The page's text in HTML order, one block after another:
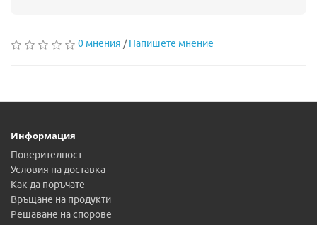
0 мнения /Напишете мнение
Информация
Поверителност
Условия на доставка
Как да поръчате
Връщане на продукти
Решаване на спорове